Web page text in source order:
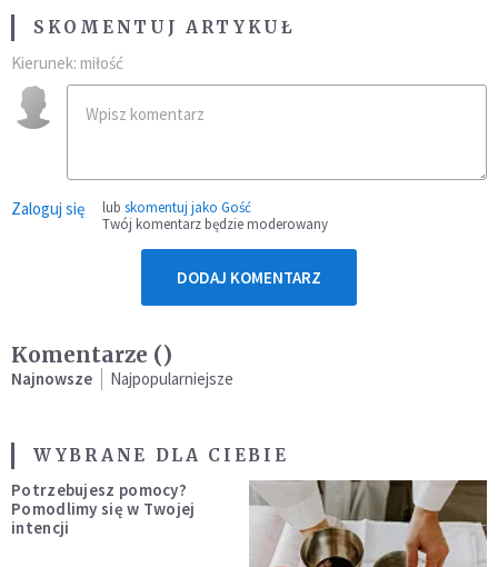
SKOMENTUJ ARTYKUŁ
Kierunek: miłość
Zaloguj się lub skomentuj jako Gość
Twój komentarz będzie moderowany
DODAJ KOMENTARZ
Komentarze ()
Najnowsze Najpopularniejsze
WYBRANE DLA CIEBIE
Potrzebujesz pomocy?
Pomodlimy się w Twojej
intencji